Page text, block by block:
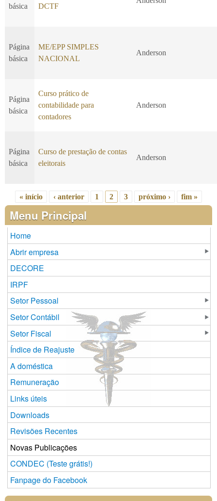
básica DCTF
Página
básica
ME/EPP SIMPLES
NACIONAL
Anderson
Página
básica
Curso prático de
contabilidade para
contadores
Anderson
Página
básica
Curso de prestação de contas
eleitorais
Anderson
Páginas
« início ‹ anterior 1 2 3 próximo › fim »
Menu Principal
Home
Abrir empresa
DECORE
IRPF
Setor Pessoal
Setor Contábil
Setor Fiscal
Índice de Reajuste
A doméstica
Remuneração
Links úteis
Downloads
Revisões Recentes
Novas Publicações
CONDEC (Teste grátis!)
Fanpage do Facebook